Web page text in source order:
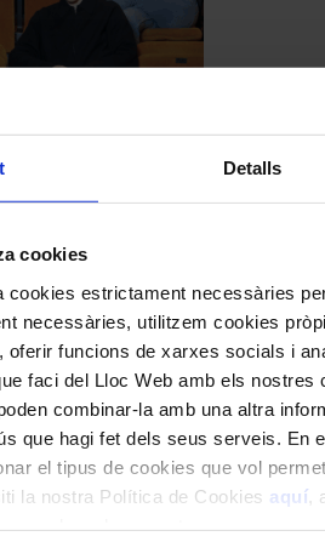
Detalls
cookies
cookies estrictament necessàries
necessàries, utilitzem cookies
oferir funcions de xarxes socials i
faci del Lloc Web amb els
combinar-la amb una altra
que hagi fet dels seus serveis. En
el tipus de cookies que vol
la nostra Política de Cookies aquí